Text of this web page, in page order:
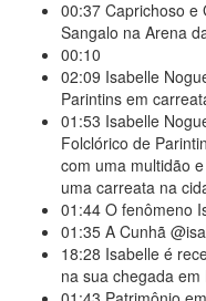
00:37 Caprichoso e
Sangalo na Arena
00:10
02:09 Isabelle
Parintins em
01:53 Isabelle
Folclórico de
com uma multidão
uma carreata na
01:44 O fenômeno
01:35 A Cunhã
18:28 Isabelle é
na sua chegada